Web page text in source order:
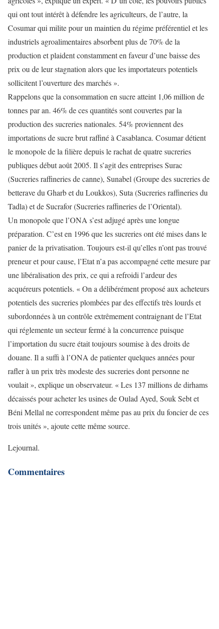
qui ont tout intérêt à défendre les agriculteurs, de l’autre, la
Cosumar qui milite pour un maintien du régime préférentiel et les
industriels agroalimentaires absorbent plus de 70% de la
production et plaident constamment en faveur d’une baisse des
prix ou de leur stagnation alors que les importateurs potentiels
sollicitent l’ouverture des marchés ».
Rappelons que la consommation en sucre atteint 1,06 million de
tonnes par an. 46% de ces quantités sont couvertes par la
production des sucreries nationales. 54% proviennent des
importations de sucre brut raffiné à Casablanca. Cosumar détient
le monopole de la filière depuis le rachat de quatre sucreries
publiques début août 2005. Il s’agit des entreprises Surac
(Sucreries raffineries de canne), Sunabel (Groupe des sucreries de
betterave du Gharb et du Loukkos), Suta (Sucreries raffineries du
Tadla) et de Sucrafor (Sucreries raffineries de l’Oriental).
Un monopole que l’ONA s’est adjugé après une longue
préparation. C’est en 1996 que les sucreries ont été mises dans le
panier de la privatisation. Toujours est-il qu’elles n’ont pas trouvé
preneur et pour cause, l’Etat n’a pas accompagné cette mesure par
une libéralisation des prix, ce qui a refroidi l’ardeur des
acquéreurs potentiels. « On a délibérément proposé aux acheteurs
potentiels des sucreries plombées par des effectifs très lourds et
subordonnées à un contrôle extrêmement contraignant de l’Etat
qui réglemente un secteur fermé à la concurrence puisque
l’importation du sucre était toujours soumise à des droits de
douane. Il a suffi à l’ONA de patienter quelques années pour
rafler à un prix très modeste des sucreries dont personne ne
voulait », explique un observateur. « Les 137 millions de dirhams
décaissés pour acheter les usines de Oulad Ayed, Souk Sebt et
Béni Mellal ne correspondent même pas au prix du foncier de ces
trois unités », ajoute cette même source.
Lejournal.
Commentaires